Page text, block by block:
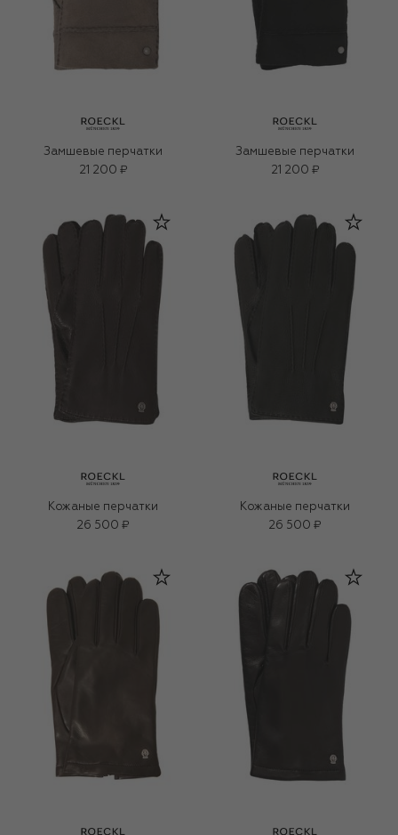
Замшевые перчатки
21 200 ₽
Замшевые перчатки
21 200 ₽
Кожаные перчатки
26 500 ₽
Кожаные перчатки
26 500 ₽